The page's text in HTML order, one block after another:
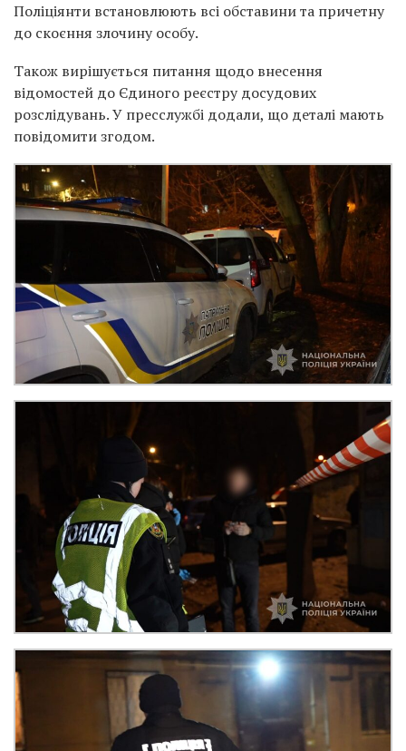
Поліціянти встановлюють всі обставини та причетну
до скоєння злочину особу.
Також вирішується питання щодо внесення
відомостей до Єдиного реєстру досудових
розслідувань. У пресслужбі додали, що деталі мають
повідомити згодом.